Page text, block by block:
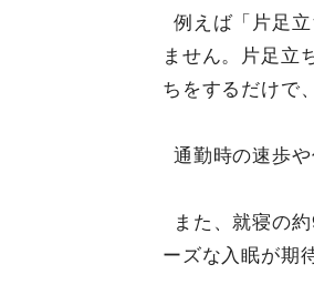
例えば「片足
ません。片足立
ちをするだけで
通勤時の速歩
また、就寝の
ーズな入眠が期